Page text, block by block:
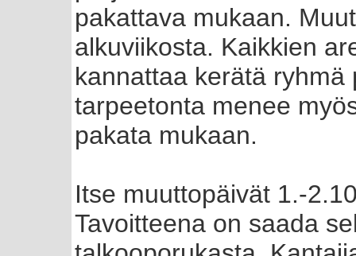
pakattava mukaan.
alkuviikosta. Kaikkien
kannattaa kerätä
tarpeetonta menee
pakata mukaan.
Itse muuttopäivät 1.-
Tavoitteena on saada